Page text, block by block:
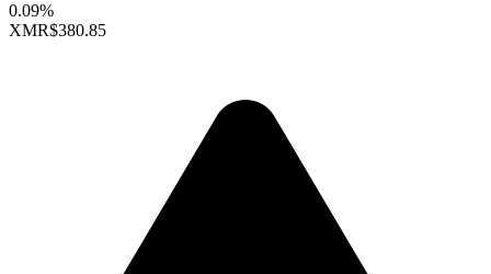
0.09%
XMR$380.85